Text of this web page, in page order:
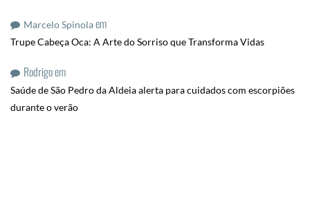
Marcelo Spinolaem
Trupe Cabeça Oca: A Arte do Sorriso que Transforma Vidas
Rodrigoem
Saúde de São Pedro da Aldeia alerta para cuidados com escorpiões
durante o verão